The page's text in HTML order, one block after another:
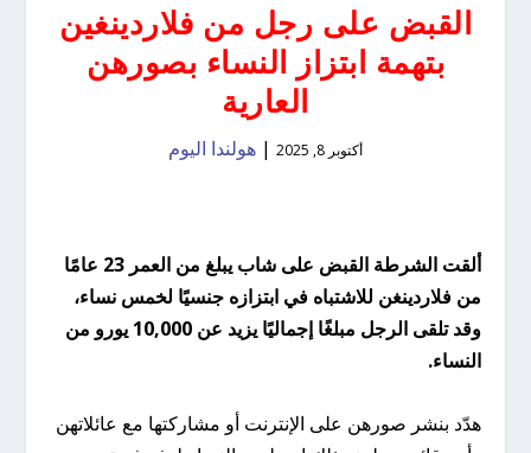
القبض على رجل من فلاردينغين
بتهمة ابتزاز النساء بصورهن
العارية
أكتوبر 8, 2025 | هولندا اليوم
ألقت الشرطة القبض على شاب يبلغ من العمر 23 عامًا
من فلاردينغن للاشتباه في ابتزازه جنسيًا لخمس نساء،
وقد تلقى الرجل مبلغًا إجماليًا يزيد عن 10,000 يورو من
النساء.
هدّد بنشر صورهن على الإنترنت أو مشاركتها مع عائلاتهن